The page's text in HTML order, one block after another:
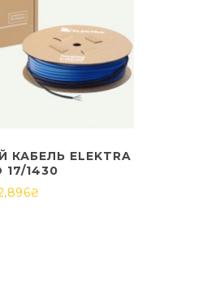
КАБЕЛЬ ELEKTRA
17/1430
₴